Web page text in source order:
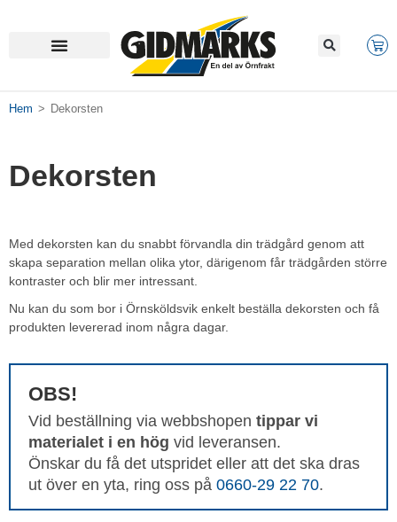
Hem > Dekorsten
Dekorsten
Med dekorsten kan du snabbt förvandla din trädgård genom att
skapa separation mellan olika ytor, därigenom får trädgården större
kontraster och blir mer intressant.
Nu kan du som bor i Örnsköldsvik enkelt beställa dekorsten och få
produkten levererad inom några dagar.
OBS!
Vid beställning via webbshopen tippar vi
materialet i en hög vid leveransen.
Önskar du få det utspridet eller att det ska dras
ut över en yta, ring oss på 0660-29 22 70.